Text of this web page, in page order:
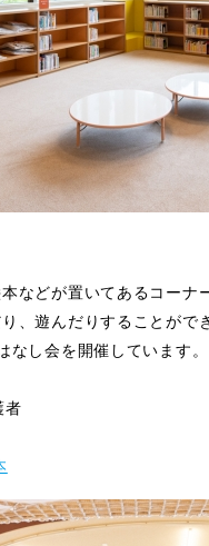
などが置いてあるコーナ
、遊んだりすることがで
なし会を開催しています。
者